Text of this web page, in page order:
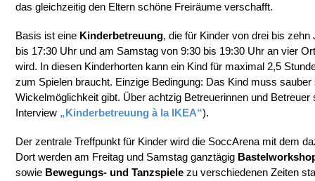
das gleichzeitig den Eltern schöne Freiräume verschafft.
Basis ist eine Kinderbetreuung, die für Kinder von drei bis
bis 17:30 Uhr und am Samstag von 9:30 bis 19:30 Uhr an vier
wird. In diesen Kinderhorten kann ein Kind für maximal 2,5
zum Spielen braucht. Einzige Bedingung: Das Kind muss sauber
Wickelmöglichkeit gibt. Über achtzig Betreuerinnen und
Interview „Kinderbetreuung à la IKEA“).
Der zentrale Treffpunkt für Kinder wird die SoccArena mit dem
Dort werden am Freitag und Samstag ganztägig
sowie Bewegungs- und Tanzspiele zu verschiedenen Zeiten